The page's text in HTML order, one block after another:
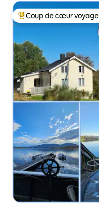
Coups de cœur
Coup de cœur